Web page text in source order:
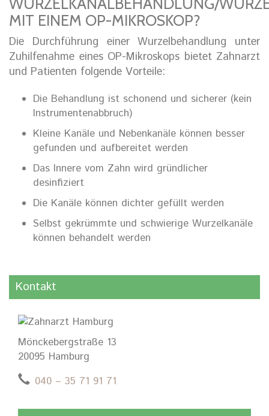
MIT EINEM OP-MIKROSKOP?
Die Durchführung einer Wurzelbehandlung unter
Zuhilfenahme eines OP-Mikroskops bietet Zahnarzt
und Patienten folgende Vorteile:
Die Behandlung ist schonend und sicherer (kein
Instrumentenabbruch)
Kleine Kanäle und Nebenkanäle können besser
gefunden und aufbereitet werden
Das Innere vom Zahn wird gründlicher
desinfiziert
Die Kanäle können dichter gefüllt werden
Selbst gekrümmte und schwierige Wurzelkanäle
können behandelt werden
Kontakt
Mönckebergstraße 13
20095 Hamburg
040 – 35 71 91 71